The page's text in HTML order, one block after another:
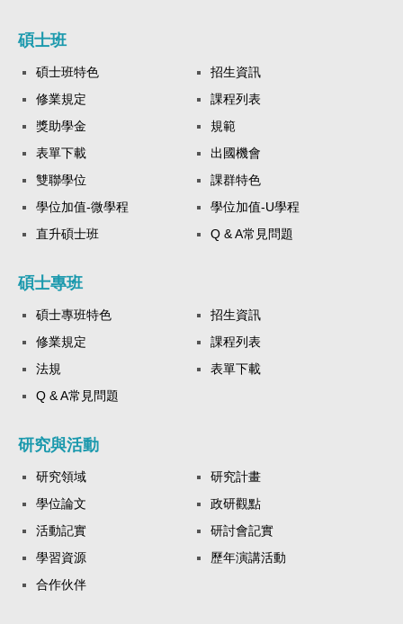
碩士班
碩士班特色
招生資訊
修業規定
課程列表
獎助學金
規範
表單下載
出國機會
雙聯學位
課群特色
學位加值-微學程
學位加值-U學程
直升碩士班
Q & A常見問題
碩士專班
碩士專班特色
招生資訊
修業規定
課程列表
法規
表單下載
Q & A常見問題
研究與活動
研究領域
研究計畫
學位論文
政研觀點
活動記實
研討會記實
學習資源
歷年演講活動
合作伙伴